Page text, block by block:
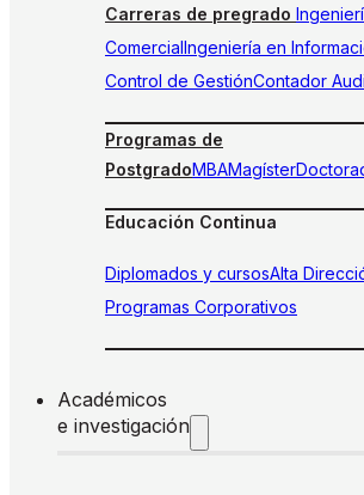
Carreras de pregrado
ComercialIngeniería en
Control de GestiónContador
Programas de
PostgradoMBAMagíster
Educación Continua
Diplomados y cursosAlta
Programas Corporativos
Académicos
e investigación